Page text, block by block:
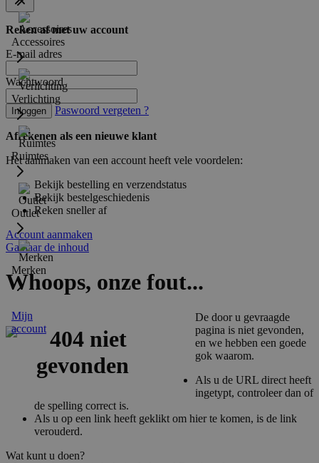
Accessoires
Verlichting
Ruimtes
Outlet
Merken
Mijn
account
Reken af met uw account
E-mail adres
Wachtwoord
Inloggen Paswoord vergeten ?
Afrekenen als een nieuwe klant
Het aanmaken van een account heeft vele voordelen:
Bekijk bestelling en verzendstatus
Bekijk bestelgeschiedenis
Reken sneller af
Account aanmaken
Ga naar de inhoud
Whoops, onze fout...
De door u gevraagde
pagina is niet gevonden,
en we hebben een goede
gok waarom.
Als u de URL direct heeft
ingetypt, controleer dan of
de spelling correct is.
Als u op een link heeft geklikt om hier te komen, is de link
verouderd.
Wat kunt u doen?